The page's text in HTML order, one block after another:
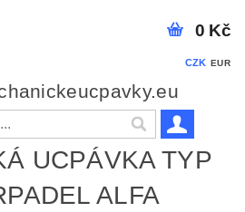
CZK EUR
0 Kč
UCPÁVKA TYP
ALFA